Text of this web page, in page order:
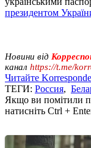
президентом
Новини від
канал https://t.me/
Читайте
ТЕГИ: Россия,
Якщо ви помітили
натисніть Ctrl +